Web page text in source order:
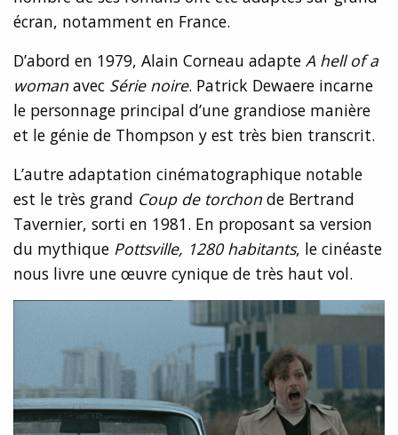
écran, notamment en France.
D’abord en 1979, Alain Corneau adapte A hell of a
woman avec Série noire. Patrick Dewaere incarne
le personnage principal d’une grandiose manière
et le génie de Thompson y est très bien transcrit.
L’autre adaptation cinématographique notable
est le très grand Coup de torchon de Bertrand
Tavernier, sorti en 1981. En proposant sa version
du mythique Pottsville, 1280 habitants, le cinéaste
nous livre une œuvre cynique de très haut vol.